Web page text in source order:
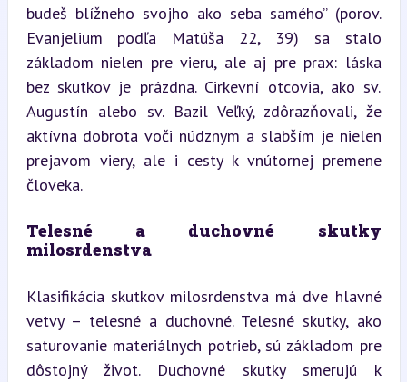
budeš blížneho svojho ako seba samého” (porov.
Evanjelium podľa Matúša 22, 39) sa stalo
základom nielen pre vieru, ale aj pre prax: láska
bez skutkov je prázdna. Cirkevní otcovia, ako sv.
Augustín alebo sv. Bazil Veľký, zdôrazňovali, že
aktívna dobrota voči núdznym a slabším je nielen
prejavom viery, ale i cesty k vnútornej premene
človeka.
Telesné a duchovné skutky
milosrdenstva
Klasifikácia skutkov milosrdenstva má dve hlavné
vetvy – telesné a duchovné. Telesné skutky, ako
saturovanie materiálnych potrieb, sú základom pre
dôstojný život. Duchovné skutky smerujú k